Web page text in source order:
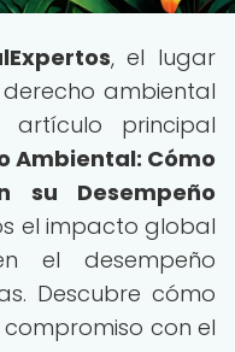
, el lugar
ambiental
principal
Ambiental: Cómo
su Desempeño
el impacto global
el desempeño
Descubre cómo
con el